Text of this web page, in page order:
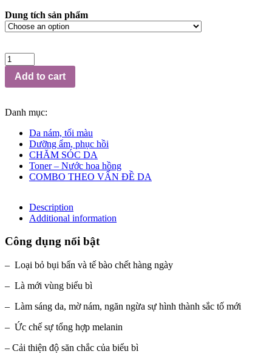
Dung tích sản phẩm
Add to cart
Danh mục:
Da nám, tối màu
Dưỡng ẩm, phục hồi
CHĂM SÓC DA
Toner – Nước hoa hồng
COMBO THEO VẤN ĐỀ DA
Description
Additional information
Công dụng nổi bật
– Loại bỏ bụi bẩn và tế bào chết hàng ngày
– Là mới vùng biểu bì
– Làm sáng da, mờ nám, ngăn ngừa sự hình thành sắc tố mới
– Ức chế sự tổng hợp melanin
– Cải thiện độ săn chắc của biểu bì